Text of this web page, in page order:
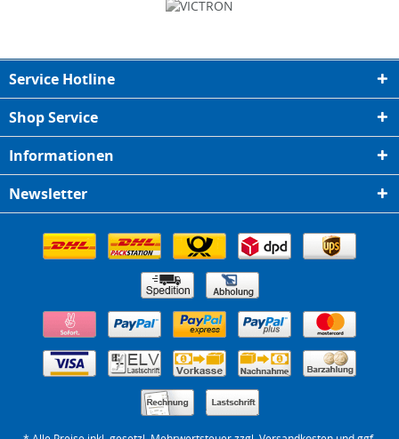
Service Hotline
Shop Service
Informationen
Newsletter